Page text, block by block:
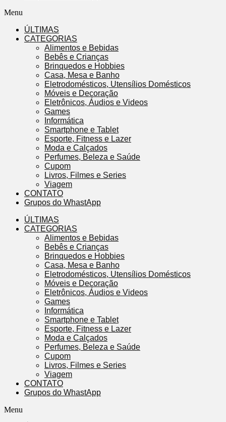
Menu
ÚLTIMAS
CATEGORIAS
Alimentos e Bebidas
Bebês e Crianças
Brinquedos e Hobbies
Casa, Mesa e Banho
Eletrodomésticos, Utensílios Domésticos
Móveis e Decoração
Eletrônicos, Áudios e Videos
Games
Informática
Smartphone e Tablet
Esporte, Fitness e Lazer
Moda e Calçados
Perfumes, Beleza e Saúde
Cupom
Livros, Filmes e Series
Viagem
CONTATO
Grupos do WhastApp
ÚLTIMAS
CATEGORIAS
Alimentos e Bebidas
Bebês e Crianças
Brinquedos e Hobbies
Casa, Mesa e Banho
Eletrodomésticos, Utensílios Domésticos
Móveis e Decoração
Eletrônicos, Áudios e Videos
Games
Informática
Smartphone e Tablet
Esporte, Fitness e Lazer
Moda e Calçados
Perfumes, Beleza e Saúde
Cupom
Livros, Filmes e Series
Viagem
CONTATO
Grupos do WhastApp
Menu